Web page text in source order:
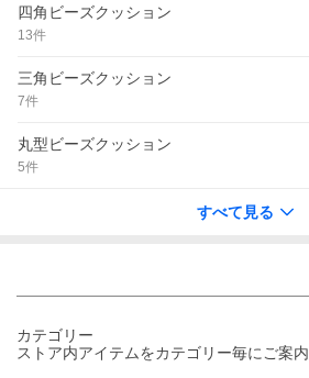
四角ビーズクッション
13件
三角ビーズクッション
7件
丸型ビーズクッション
5件
すべて見る
カテゴリー
ストア内アイテムをカテゴリー毎にご案内